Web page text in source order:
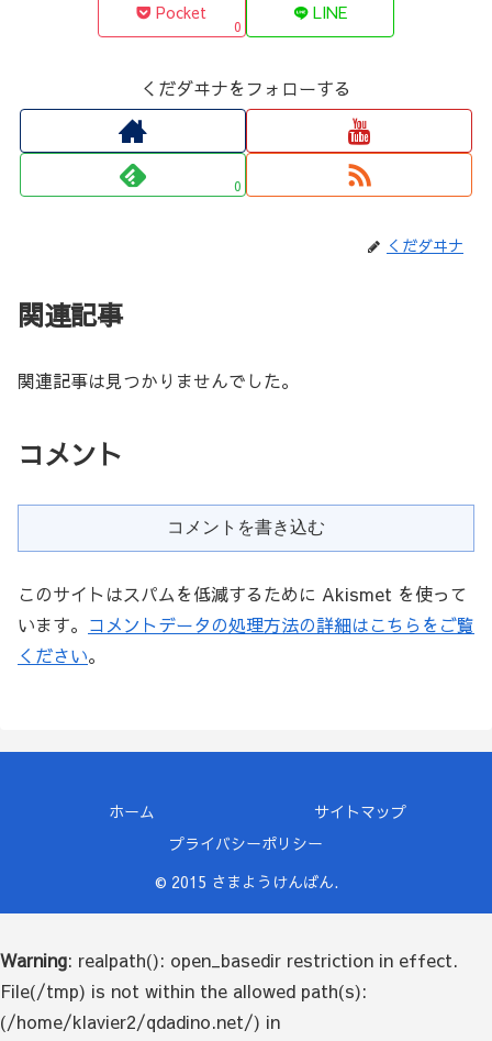
Pocket
0
LINE
くだダヰナをフォローする
0
くだダヰナ
関連記事
関連記事は見つかりませんでした。
コメント
コメントを書き込む
このサイトはスパムを低減するために Akismet を使って
います。 コメントデータの処理方法の詳細はこちらをご覧
ください。
ホーム
サイトマップ
プライバシーポリシー
© 2015 さまようけんばん.
Warning: realpath(): open_basedir restriction in effect.
File(/tmp) is not within the allowed path(s):
(/home/klavier2/qdadino.net/) in